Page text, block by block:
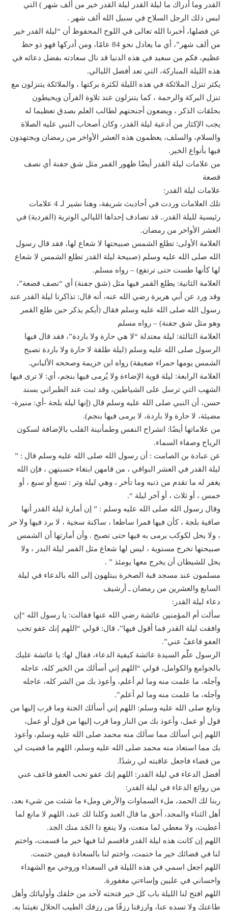
القدر وما أدراك ما ليلة القدر ليلة القدر خير من ألف شهر ) التي
لبس ذلك الرجل السلاح في سبيل الله ألف شهر .
عن فضلها، أخبرنا الله تعالى في اللوح المحفوظ أن “ليلة القدر خير
من ألف شهر”، أي ما يعادل نحو 84 عامًا، ومن أدركها فهو ذو حظ
عظيم، فكم من سعيد في هذه الدنيا قد نال سعادته بفضل دعائه في
هذه الليلة المباركة، التي تعد أفضل الليالي.
يكثر تنزل الملائكة في هذه الليلة لكثرة بركتها ، والملائكة يتنزلون مع
تنزل البركة والرحمة ، كما يتنزلون عند تلاوة القرآن ويحيطون
بحلقات الذكر ، ويضعون أجنحتهم لطالب العلم بصدق تعظيما له
يجب الإكثار من أدعية ليلة القدر، وكان أصحاب النبي عليه الصلاة
والسلام، والسلف، يعظمون هذه العشر الأواخر من رمضان ويجتهدون
فيها بأنواع الخير.
من علامات ليلة القدر أيضًا ظهور القمر مثل شق جفنة أي نصف
قصعة
علامات ليلة القدر:
تلك العلامات وردت في أحاديث شريفة، وهنا نشير لـ 4 علامات
رئيسية لليلة القدر.. قد تصادف إحداها الليالي الوترية (الفردية) في
العشر الأواخر من رمضان.
العلامة الأولى: تطلع الشمس صبيحتها لا شعاع لها، فقد قال رسول
الله صلى الله عليه وسلم (صبيحة ليلة القدر تطلع الشمس لا شعاع
لها كأنها طست حتى ترتفع) – رواه مسلم.
العلامة الثانية: يطلع القمر فيها مثل (شق جفنة) أي “نصف قصعة”،
وقد ورد عن أبي هريرة رضي الله عنه، أنه قال: تذاكرنا ليلة القدر عند
رسول الله صلى الله عليه وسلم فقال (أيكم يذكر حين طلع القمر
وهو مثل شق جفنة) – رواه مسلم
العلامة الثالثة: ليلة معتدلة “لا هي حارة ولا باردة”، فقد قال فيها
الرسول صلى الله عليه وسلم (ليلة طلقة لا حارة ولا باردة تصبح
الشمس يومها حمراء ضعيفة) رواه ابن خزيمة وصححه الألباني.
العلامة الرابعة: ليلة قوية الإضاءة ولا يُرمى فيها بنجم، أي: لا ترى فيها
الشهب التي ترسل على الشياطين، وقد ثبت عند الطبراني بسند
حسن، أن النبي صلى الله عليه وسلم قال (إنها ليلة بلجة -أي: منيرة-
مضيئة، لا حارة ولا باردة، لا يرمى فيها بنجم).
من علاماتها أيضًا: انشراح النفس وطمأنينة القلب بالإضافة لسكون
الرياح وصفاء السماء.
عن عبادة بن الصامت : أن رسول الله صلى الله عليه وسلم قال : ”
ليلة القدر في العشر البواقي ، من قامهن ابتغاء حسبتهن ، فإن الله
يغفر له ما تقدم من ذنبه وما تأخر ، وهي ليلة وتر : تسع أو سبع ، أو
خمس ، أو ثلاث ، أو آخر ليلة “.
وقال رسول الله صلى الله عليه وسلم : ” إن أمارة ليلة القدر أنها
صافية بلجة ، كأن فيها قمرا ساطعا ، ساكنة سجية ، لا برد فيها ولا حر
، ولا يحل لكوكب يرمى به فيها حتى تصبح . وأن أمارتها أن الشمس
صبيحتها تخرج مستوية ، ليس لها شعاع مثل القمر ليلة البدر ، ولا
يحل للشيطان أن يخرج معها يومئذ ” .
مسلمون عند مسجد قبة الصخرة يبتلهون إلى الله بالدعاء في ليلة
السابع والعشرين من رمضان ـ أرشيف
دعاء ليلة القدر:
سألت أم المؤمنين عائشة رضي الله عنها فقالت: يا رسول الله “إن
وافقت ليلة القدر فما أقول فيها”، قال: قولي “اللهم إنك عفو تحب
العفو فاعفُ عني”.
الرسول علّم السيدة عائشة كيفية الدعاء، فقال لها: يا عائشة عليك
بالجوامع والكوامل، قولي “اللهم إني أسألك من الخير كله، عاجله
وآجله، ما علمت منه وما لم أعلم، وأعوذ بك من الشر كله، عاجله
وآجله، ما علمت منه وما لم أعلم”.
وتابع صلى الله عليه وسلم: اللهم إني أسألك الجنة وما قرب إليها من
قول أو عمل، وأعوذ بك من النار وما قرب إليها من قول أو عمل،
اللهم إني أسألك مما سألك منه محمد صلى الله عليه وسلم، وأعوذ
بك مما استعاذ منه محمد صلى الله عليه وسلم، اللهم ما قضيت لي
من قضاء فاجعل عاقبته لي رشدًا.
أفضل الدعاء في ليلة القدر: اللهم إنك عفو تحب العفو فاعف عني
من روائع الدعاء في ليلة القدر:
ربنا لك الحمد، ملء السماوات والأرض وملء ما شئت من شيء بعد،
أهل الثناء والمجد، أحق ما قال العبد وكلنا لك عبد، اللهم لا مانع لما
أعطيت، ولا معطي لما منعت، ولا ينفع ذا الجَد منك الجد.
اللهم إن كانت هذه ليلة القدر فاقسم لنا فيها خير ما قسمت، واختم
لنا في قضائك خير ما ختمت، واختم لنا بالسعادة فيمن ختمت.
اللهم اجعل اسمي في هذه الليلة في السعداء وروحي مع الشهداء
واحساني في عليين وإساءتي مغفورة.
اللهم افتح لنا الليلة باب كل خير فتحته لأحد من خلقك وأوليائك وأهل
طاعتك ولا تسده عنا، وارزقنا رزقًا من رزقك الطيب الحلال تغيثنا به.